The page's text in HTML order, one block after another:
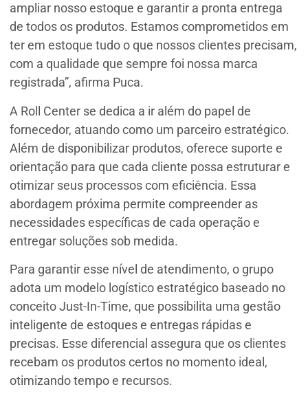
ampliar nosso estoque e garantir a pronta entrega
de todos os produtos. Estamos comprometidos em
ter em estoque tudo o que nossos clientes precisam,
com a qualidade que sempre foi nossa marca
registrada”, afirma Puca.
A Roll Center se dedica a ir além do papel de
fornecedor, atuando como um parceiro estratégico.
Além de disponibilizar produtos, oferece suporte e
orientação para que cada cliente possa estruturar e
otimizar seus processos com eficiência. Essa
abordagem próxima permite compreender as
necessidades específicas de cada operação e
entregar soluções sob medida.
Para garantir esse nível de atendimento, o grupo
adota um modelo logístico estratégico baseado no
conceito Just-In-Time, que possibilita uma gestão
inteligente de estoques e entregas rápidas e
precisas. Esse diferencial assegura que os clientes
recebam os produtos certos no momento ideal,
otimizando tempo e recursos.